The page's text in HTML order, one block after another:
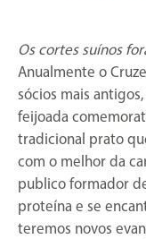
Os cortes suínos
Anualmente o
sócios mais
feijoada
tradicional prato
com o melhor da
publico formador
proteína e se
teremos novos